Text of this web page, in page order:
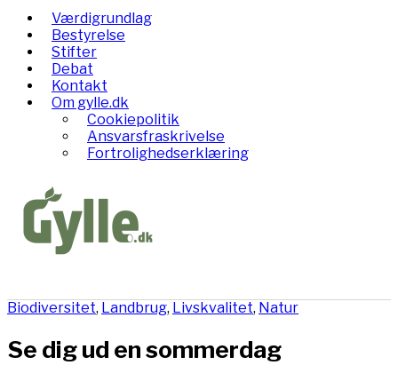
Værdigrundlag
Bestyrelse
Stifter
Debat
Kontakt
Om gylle.dk
Cookiepolitik
Ansvarsfraskrivelse
Fortrolighedserklæring
Biodiversitet, Landbrug, Livskvalitet, Natur
Se dig ud en sommerdag